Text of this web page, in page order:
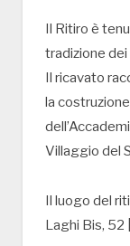
Il Ritiro è
tradizione
Il ricavato
la
Villaggio del
Il luogo del
Laghi Bis,